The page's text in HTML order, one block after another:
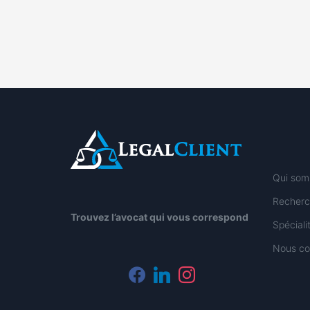
Trouvez l’avocat qui vous correspond
facebooklinkedininstagram
Qui
Nous